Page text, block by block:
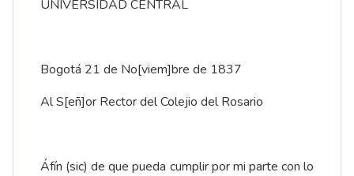
UNIVERSIDAD CENTRAL
Bogotá 21 de No[viem]bre de 1837
Al S[eñ]or Rector del Colejio del Rosario
Áfín (sic) de que pueda cumplir por mi parte con lo